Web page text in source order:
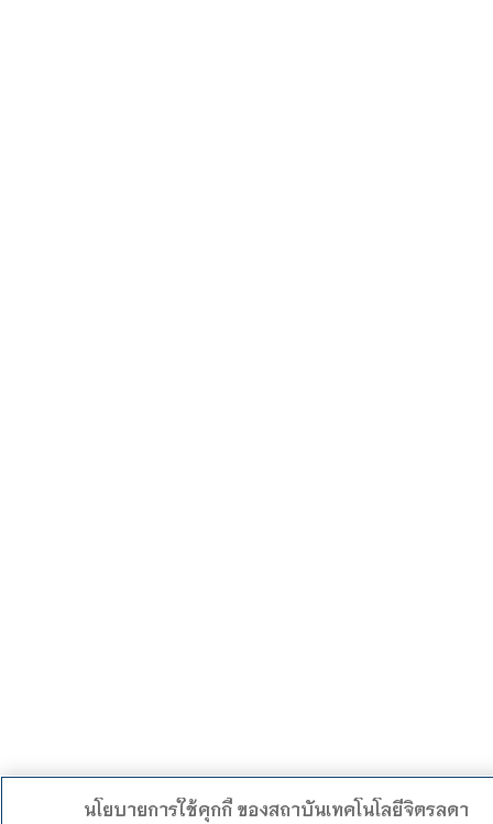
นโยบายการใช้คุกกี้ ของสถาบันเทคโนโลยีจิตรลดา